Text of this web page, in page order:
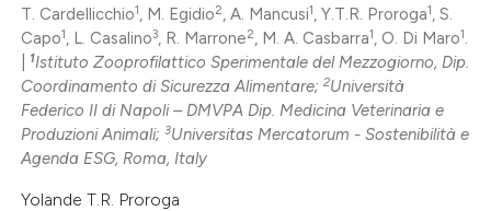
claim, and a label
in which section the
was made.
Supporting
Mentioning
Contrasting
how this article has been
T. Cardellicchio1, M. Egidio2, A. Mancusi1, Y.T.R. Proroga1, S.
Capo1, L. Casalino3, R. Marrone2, M. A. Casbarra1, O. Di Maro1.
1Istituto Zooprofilattico Sperimentale del Mezzogiorno, Dip.
Coordinamento di Sicurezza Alimentare;2Università
Federico II di Napoli – DMVPA Dip. Medicina Veterinaria e
Produzioni Animali;3Universitas Mercatorum - Sostenibilità e
Agenda ESG, Roma, Italy
Yolande T.R. Proroga